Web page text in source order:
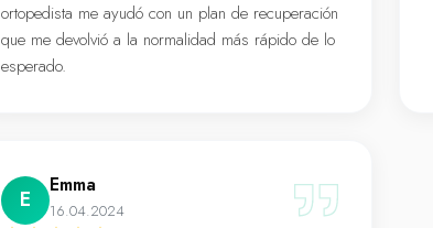
ortopedista me ayudó con un plan de recuperación
que me devolvió a la normalidad más rápido de lo
esperado.
E
Emma
16.04.2024